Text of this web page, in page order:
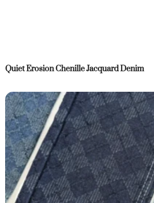
Quiet Erosion Chenille Jacquard Denim